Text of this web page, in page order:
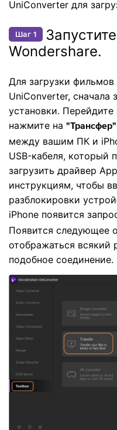
UniConverter для
Шаг 1
Wondershare.
Для загрузки фильмов
UniConverter, сначала
установки.
нажмите на "Трансфер"
между вашим ПК и
USB-кабеля, который
загрузить драйвер
инструкциям, чтобы
разблокировки
iPhone появится
Появится следующее
отображаться всякий
подобное соединение.